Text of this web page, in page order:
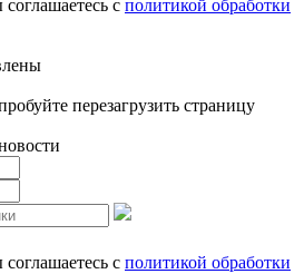
с политикой обработки
перезагрузить страницу
с политикой обработки